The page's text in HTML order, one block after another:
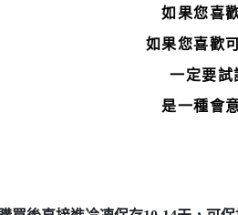
如果您喜
如果您喜歡
一定要試
是一種會